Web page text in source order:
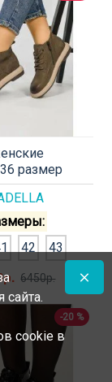
размер
42
43
6450р.
-20 %
сайта.
cookie в